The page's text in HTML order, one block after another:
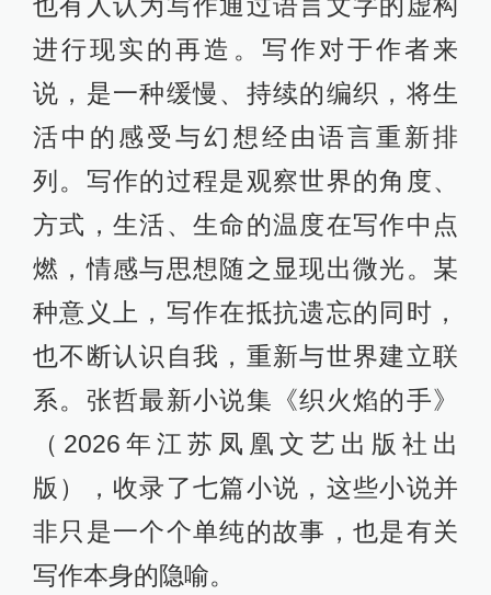
也有人认为写作通过语言文字的虚构
进行现实的再造。写作对于作者来
说，是一种缓慢、持续的编织，将生
活中的感受与幻想经由语言重新排
列。写作的过程是观察世界的角度、
方式，生活、生命的温度在写作中点
燃，情感与思想随之显现出微光。某
种意义上，写作在抵抗遗忘的同时，
也不断认识自我，重新与世界建立联
系。张哲最新小说集《织火焰的手》
（2026年江苏凤凰文艺出版社出
版），收录了七篇小说，这些小说并
非只是一个个单纯的故事，也是有关
写作本身的隐喻。